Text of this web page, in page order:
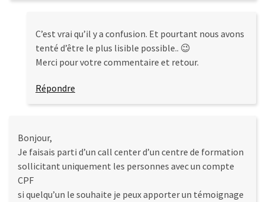
C’est vrai qu’il y a confusion. Et pourtant nous avons
tenté d’être le plus lisible possible.. 😉
Merci pour votre commentaire et retour.
Répondre
Bonjour,
Je faisais parti d’un call center d’un centre de formation
sollicitant uniquement les personnes avec un compte
CPF
si quelqu’un le souhaite je peux apporter un témoignage